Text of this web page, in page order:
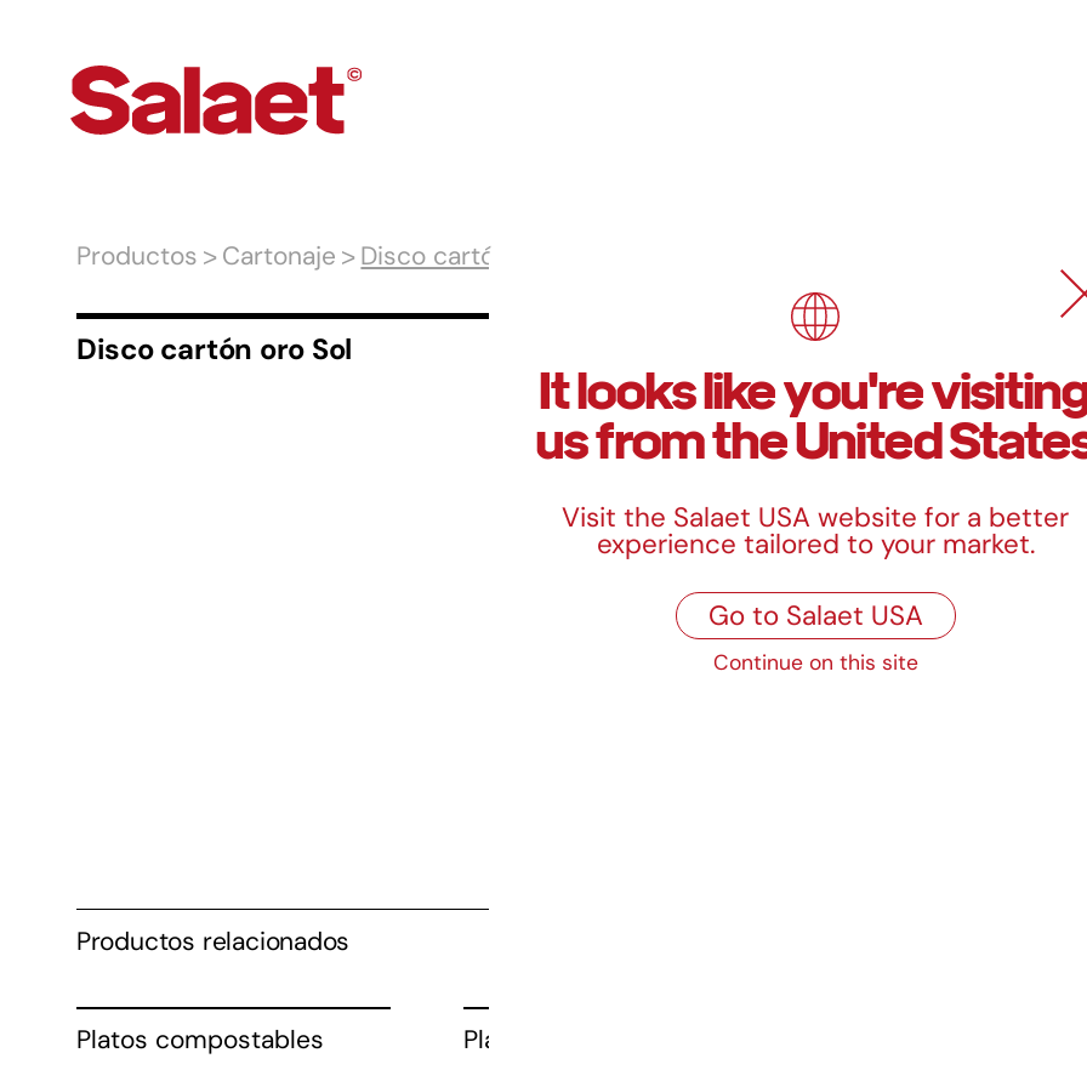
Productos Cartonaje Disco cartón oro Sol
Disco cartón oro Sol
Tamaños
25 cm ø
30 cm ø
Productos relacionados
Platos compostables Plato Blonda Oro Diana
It looks like you're
us from the United
Visit the Salaet USA website for a better
experience tailored to your market.
Go to Salaet USA
Continue on this site